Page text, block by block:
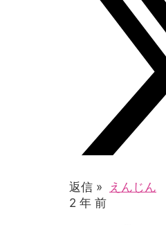
返信 »
えんじん
2 年 前